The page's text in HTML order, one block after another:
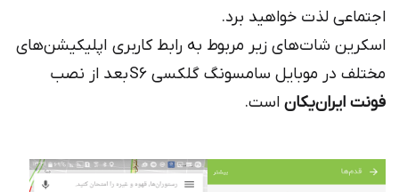
اجتماعی لذت خواهید برد.
اسکرین شات‌های زیر مربوط به رابط کاربری اپلیکیشن‌های
مختلف در موبایل سامسونگ گلکسی S6 بعد از نصب
فونت ایران‌یکاناست.